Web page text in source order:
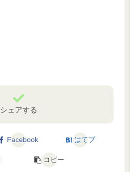
シェアする
Facebook はてブ
コピー